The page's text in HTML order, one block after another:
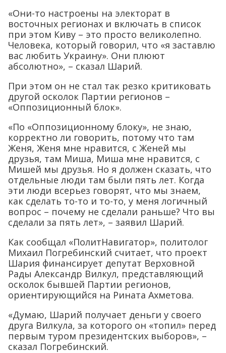
«Они-то настроены на электорат в
восточных регионах и включать в список
при этом Киву – это просто великолепно.
Человека, который говорил, что «я заставлю
вас любить Украину». Они плюют
абсолютно», – сказал Шарий.
При этом он не стал так резко критиковать
другой осколок Партии регионов –
«Оппозиционный блок».
«По «Оппозиционному блоку», не знаю,
корректно ли говорить, потому что там
Женя, Женя мне нравится, с Женей мы
друзья, там Миша, Миша мне нравится, с
Мишей мы друзья. Но я должен сказать, что
отдельные люди там были пять лет. Когда
эти люди всерьез говорят, что мы знаем,
как сделать то-то и то-то, у меня логичный
вопрос – почему не сделали раньше? Что вы
сделали за пять лет», – заявил Шарий.
Как сообщал «ПолитНавигатор», политолог
Михаил Погребинский считает, что проект
Шария финансирует депутат Верховной
Рады Александр Вилкул, представляющий
осколок бывшей Партии регионов,
ориентирующийся на Рината Ахметова.
«Думаю, Шарий получает деньги у своего
друга Вилкула, за которого он «топил» перед
первым туром президентских выборов», –
сказал Погребинский.